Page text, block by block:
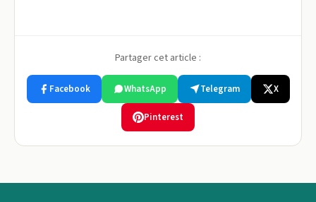
Partager cet article :
Facebook WhatsApp Telegram X
Pinterest